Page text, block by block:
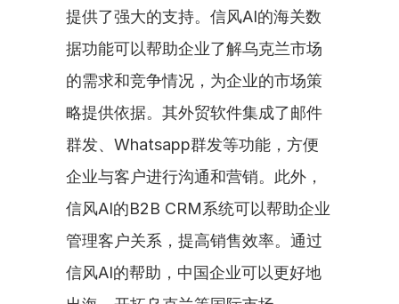
提供了强大的支持。信风AI的海关数
据功能可以帮助企业了解乌克兰市场
的需求和竞争情况，为企业的市场策
略提供依据。其外贸软件集成了邮件
群发、Whatsapp群发等功能，方便
企业与客户进行沟通和营销。此外，
信风AI的B2B CRM系统可以帮助企业
管理客户关系，提高销售效率。通过
信风AI的帮助，中国企业可以更好地